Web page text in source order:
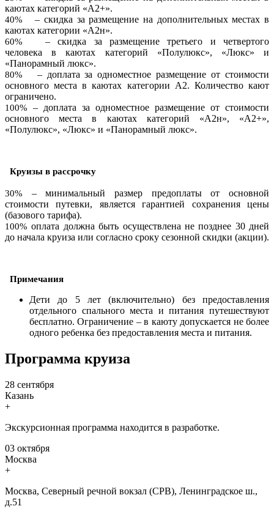
каютах категорий «А2+».
40%– скидка за размещение на дополнительных местах в
каютах категории «А2н».
60% – скидка за размещение третьего и четвертого
человека в каютах категорий «Полулюкс», «Люкс» и
«Панорамный люкс».
80% – доплата за одноместное размещение от стоимости
основного места в каютах категории А2. Количество кают
ограничено.
100% – доплата за одноместное размещение от стоимости
основного места в каютах категорий «А2н», «А2+»,
«Полулюкс», «Люкс» и «Панорамный люкс».
Круизы в рассрочку
30% – минимальный размер предоплаты от основной
стоимости путевки, является гарантией сохранения цены
(базового тарифа).
100% оплата должна быть осуществлена не позднее 30 дней
до начала круиза или согласно сроку сезонной скидки (акции).
Примечания
Дети до 5 лет (включительно) без предоставления
отдельного спального места и питания путешествуют
бесплатно. Ограничение – в каюту допускается не более
одного ребенка без предоставления места и питания.
Программа круиза
28 сентября
Казань
+
Экскурсионная программа находится в разработке.
03 октября
Москва
+
Москва, Северный речной вокзал (СРВ), Ленинградское ш.,
д.51